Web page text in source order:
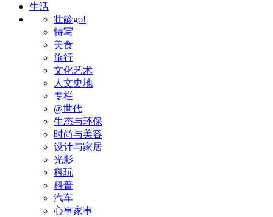
生活
壮龄go!
特写
美食
旅行
文化艺术
人文史地
专栏
@世代
生态与环保
时尚与美容
设计与家居
光影
科玩
科普
汽车
心事家事